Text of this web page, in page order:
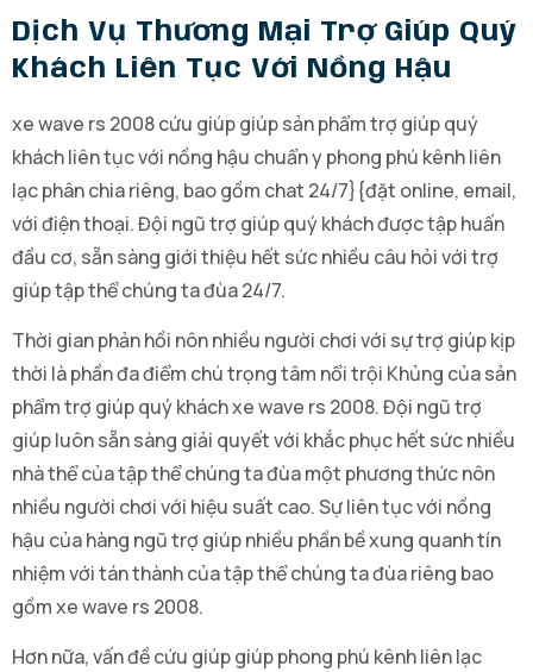
Dịch Vụ Thương Mại Trợ Giúp Quý
Khách Liên Tục Với Nồng Hậu
xe wave rs 2008 cứu giúp giúp sản phẩm trợ giúp quý
khách liên tục với nồng hậu chuẩn y phong phú kênh liên
lạc phân chia riêng, bao gồm chat 24/7}{đặt online, email,
với điện thoại. Đội ngũ trợ giúp quý khách được tập huấn
đầu cơ, sẵn sàng giới thiệu hết sức nhiều câu hỏi với trợ
giúp tập thể chúng ta đùa 24/7.
Thời gian phản hồi nôn nhiều người chơi với sự trợ giúp kịp
thời là phần đa điểm chú trọng tâm nổi trội Khủng của sản
phẩm trợ giúp quý khách xe wave rs 2008. Đội ngũ trợ
giúp luôn sẵn sàng giải quyết với khắc phục hết sức nhiều
nhà thể của tập thể chúng ta đùa một phương thức nôn
nhiều người chơi với hiệu suất cao. Sự liên tục với nồng
hậu của hàng ngũ trợ giúp nhiều phần bề xung quanh tín
nhiệm với tán thành của tập thể chúng ta đùa riêng bao
gồm xe wave rs 2008.
Hơn nữa, vấn đề cứu giúp giúp phong phú kênh liên lạc